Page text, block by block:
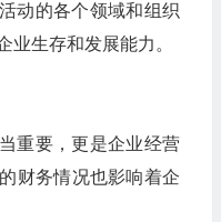
动的各个领域和组织
业生存和发展能力。
重要，更是企业经营
财务情况也影响着企